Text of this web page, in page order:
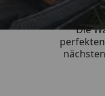
Die
Grüße